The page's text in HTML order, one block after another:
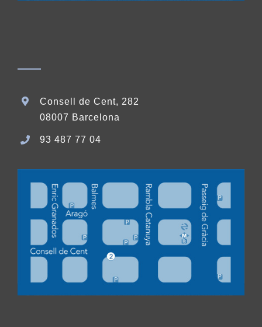
Consell de Cent, 282
08007 Barcelona
93 487 77 04